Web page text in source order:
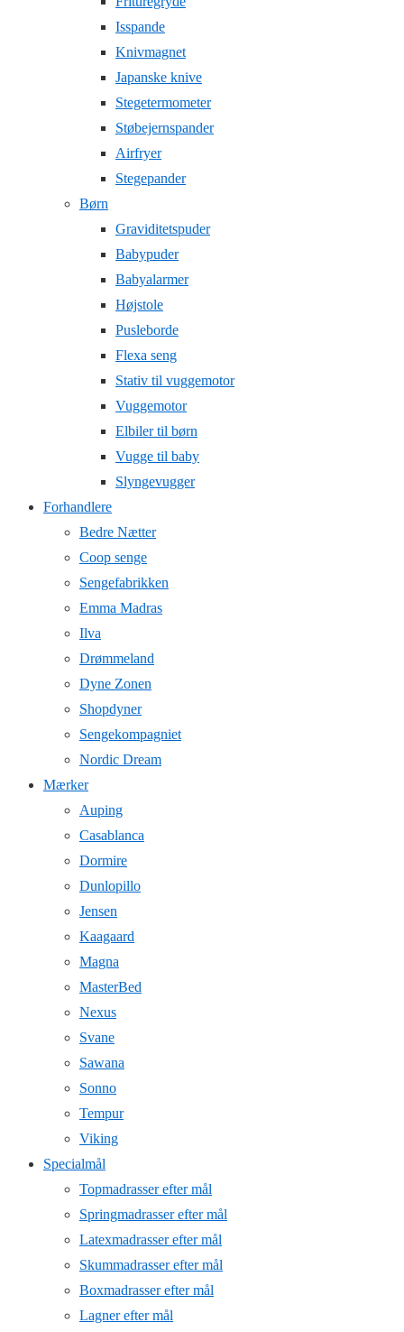
Isspande
Knivmagnet
Japanske knive
Stegetermometer
Støbejernspander
Airfryer
Stegepander
Børn
Graviditetspuder
Babypuder
Babyalarmer
Højstole
Pusleborde
Flexa seng
Stativ til vuggemotor
Vuggemotor
Elbiler til børn
Vugge til baby
Slyngevugger
Forhandlere
Bedre Nætter
Coop senge
Sengefabrikken
Emma Madras
Ilva
Drømmeland
Dyne Zonen
Shopdyner
Sengekompagniet
Nordic Dream
Mærker
Auping
Casablanca
Dormire
Dunlopillo
Jensen
Kaagaard
Magna
MasterBed
Nexus
Svane
Sawana
Sonno
Tempur
Viking
Specialmål
Topmadrasser efter mål
Springmadrasser efter mål
Latexmadrasser efter mål
Skummadrasser efter mål
Boxmadrasser efter mål
Lagner efter mål